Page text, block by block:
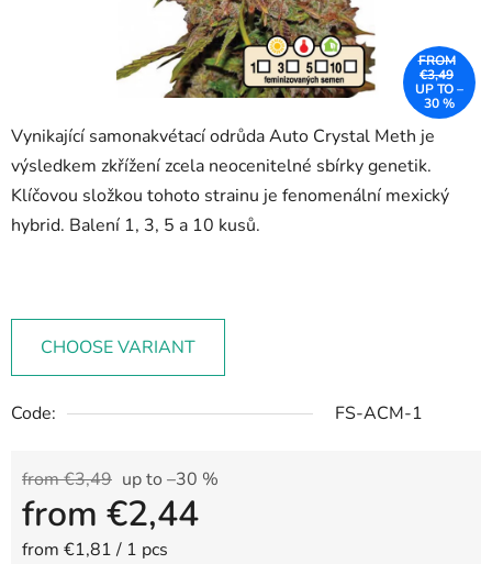
Vynikající samonakvétací odrůda Auto Crystal Meth je
výsledkem zkřížení zcela neocenitelné sbírky genetik.
Klíčovou složkou tohoto strainu je fenomenální mexický
hybrid. Balení 1, 3, 5 a 10 kusů.
CHOOSE VARIANT
Code: FS-ACM-1
from €3,49 up to –30 %
from €2,44
Measure price:
from €1,81 / 1 pcs
FROM
€3,49
UP TO –
30 %